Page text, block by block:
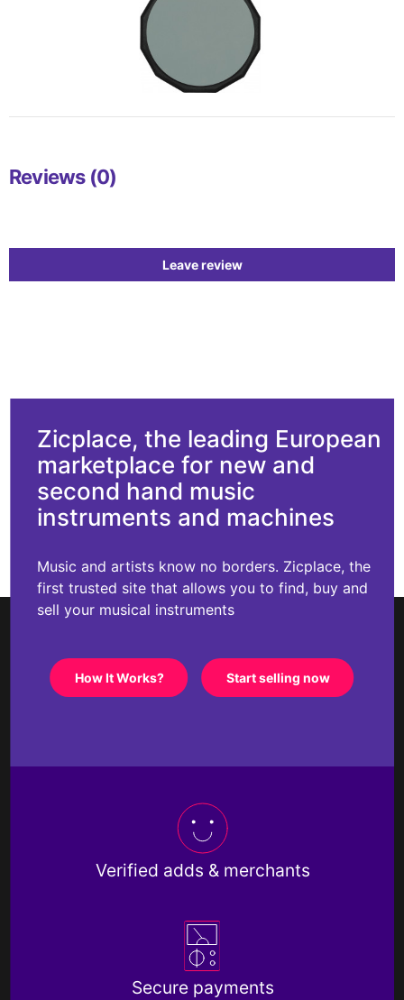
Reviews (0)
Leave review
Zicplace, the leading European
marketplace for new and
second hand music
instruments and machines
Music and artists know no borders. Zicplace, the
first trusted site that allows you to find, buy and
sell your musical instruments
How It Works? Start selling now
Verified adds & merchants
Secure payments